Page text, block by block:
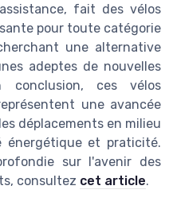
fait des vélos
pour toute catégorie
une alternative
adeptes de nouvelles
conclusion, ces vélos
une avancée
déplacements en milieu
énergétique et praticité.
sur l'avenir des
consultez cet article.